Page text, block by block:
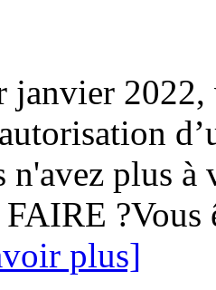
janvier
n'avez plus à
?Vous
plus]